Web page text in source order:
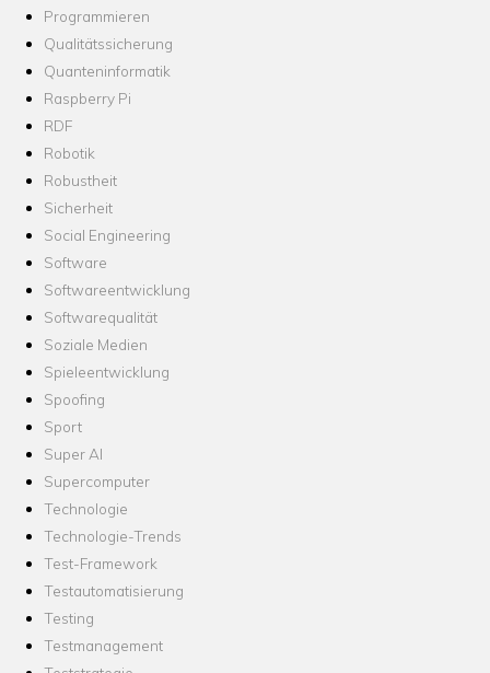
Programmieren
Qualitätssicherung
Quanteninformatik
Raspberry Pi
RDF
Robotik
Robustheit
Sicherheit
Social Engineering
Software
Softwareentwicklung
Softwarequalität
Soziale Medien
Spieleentwicklung
Spoofing
Sport
Super AI
Supercomputer
Technologie
Technologie-Trends
Test-Framework
Testautomatisierung
Testing
Testmanagement